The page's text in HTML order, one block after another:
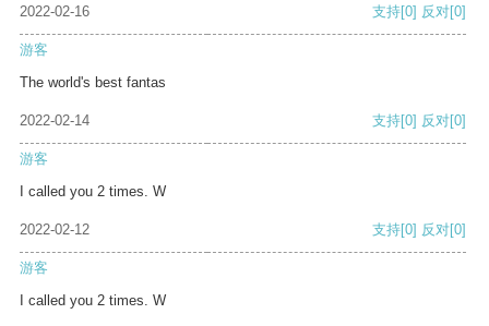
2022-02-16 支持[0] 反对[0]
游客
The world's best fantas
2022-02-14 支持[0] 反对[0]
游客
I called you 2 times. W
2022-02-12 支持[0] 反对[0]
游客
I called you 2 times. W